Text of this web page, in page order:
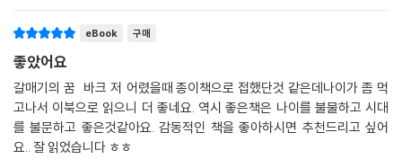
eBook 구매
좋았어요
갈매기의 꿈 바크 저 어렸을때 종이책으로 접했단것 같은데나이가 좀 먹
고나서 이북으로 읽으니 더 좋네요. 역시 좋은책은 나이를 불물하고 시대
를 불문하고 좋은것같아요. 감동적인 책을 좋아하시면 추천드리고 싶어
요.. 잘 읽었습니다 ㅎㅎ